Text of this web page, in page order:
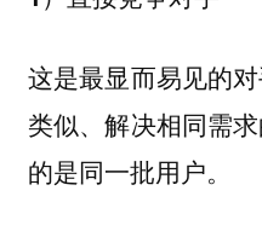
这是最显而易见的
类似、解决相同需
的是同一批用户。